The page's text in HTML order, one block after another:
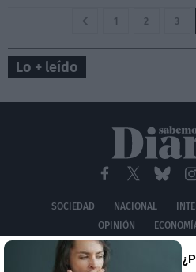
1 2 3
Lo + leído
SOCIEDAD NACIONAL
OPINIÓN
AVISO LEGAL POLÍTICA DE